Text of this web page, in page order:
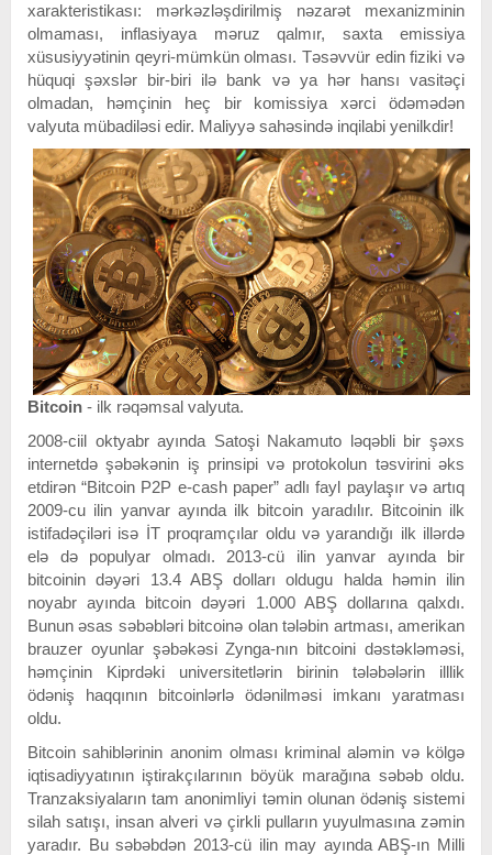
xarakteristikası: mərkəzləşdirilmiş nəzarət mexanizminin
olmaması, inflasiyaya məruz qalmır, saxta emissiya
xüsusiyyətinin qeyri-mümkün olması. Təsəvvür edin fiziki və
hüquqi şəxslər bir-biri ilə bank və ya hər hansı vasitəçi
olmadan, həmçinin heç bir komissiya xərci ödəmədən
valyuta mübadiləsi edir. Maliyyə sahəsində inqilabi yenilkdir!
Bitcoin - ilk rəqəmsal valyuta.
2008-ciil oktyabr ayında Satoşi Nakamuto ləqəbli bir şəxs
internetdə şəbəkənin iş prinsipi və protokolun təsvirini əks
etdirən “Bitcoin P2P e-cash paper” adlı fayl paylaşır və artıq
2009-cu ilin yanvar ayında ilk bitcoin yaradılır. Bitcoinin ilk
istifadəçiləri isə İT proqramçılar oldu və yarandığı ilk illərdə
elə də populyar olmadı. 2013-cü ilin yanvar ayında bir
bitcoinin dəyəri 13.4 ABŞ dolları oldugu halda həmin ilin
noyabr ayında bitcoin dəyəri 1.000 ABŞ dollarına qalxdı.
Bunun əsas səbəbləri bitcoinə olan tələbin artması, amerikan
brauzer oyunlar şəbəkəsi Zynga-nın bitcoini dəstəkləməsi,
həmçinin Kiprdəki universitetlərin birinin tələbələrin illlik
ödəniş haqqının bitcoinlərlə ödənilməsi imkanı yaratması
oldu.
Bitcoin sahiblərinin anonim olması kriminal aləmin və kölgə
iqtisadiyyatının iştirakçılarının böyük marağına səbəb oldu.
Tranzaksiyaların tam anonimliyi təmin olunan ödəniş sistemi
silah satışı, insan alveri və çirkli pulların yuyulmasına zəmin
yaradır. Bu səbəbdən 2013-cü ilin may ayında ABŞ-ın Milli